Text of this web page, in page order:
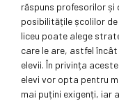
răspuns profesorilor
posibilitățile școlilor de
liceu poate alege
care le are, astfel
elevii. În privința
elevi vor opta pentru
mai puțini exigenți, iar